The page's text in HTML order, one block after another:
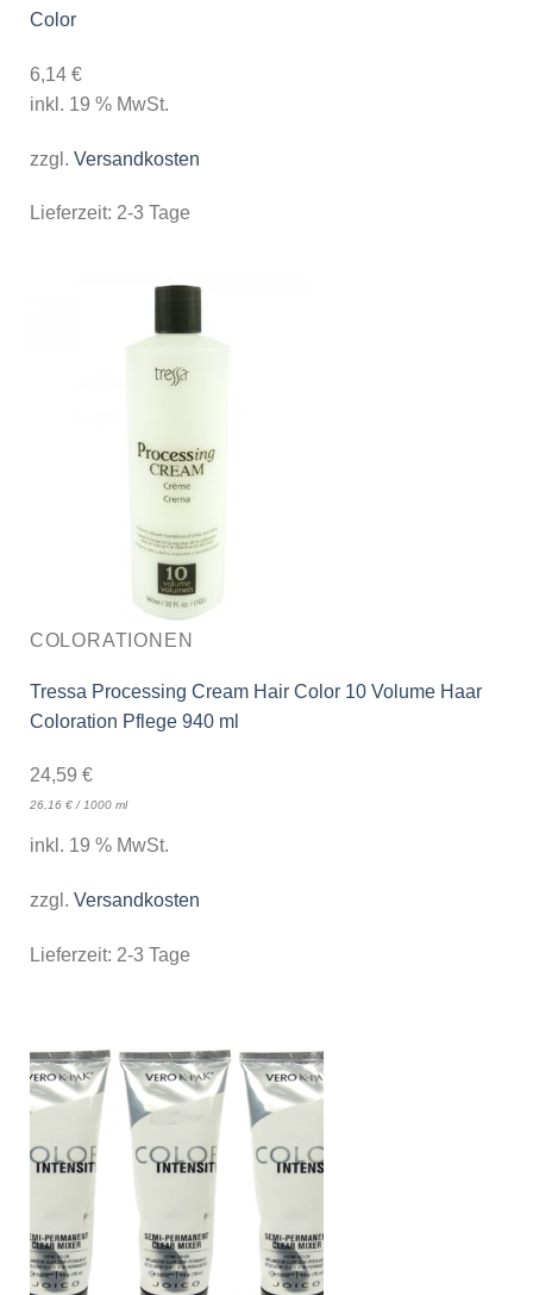
Color
6,14 €
inkl. 19 % MwSt.
zzgl. Versandkosten
Lieferzeit: 2-3 Tage
COLORATIONEN
Tressa Processing Cream Hair Color 10 Volume Haar
Coloration Pflege 940 ml
24,59 €
26,16 €/1000 ml
inkl. 19 % MwSt.
zzgl. Versandkosten
Lieferzeit: 2-3 Tage